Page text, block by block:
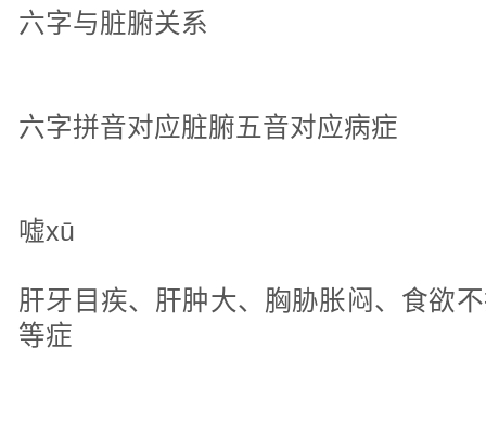
六字与脏腑关系
六字拼音对应脏腑五音对应病症
嘘xū
肝牙目疾、肝肿大、胸胁胀闷、食欲
等症